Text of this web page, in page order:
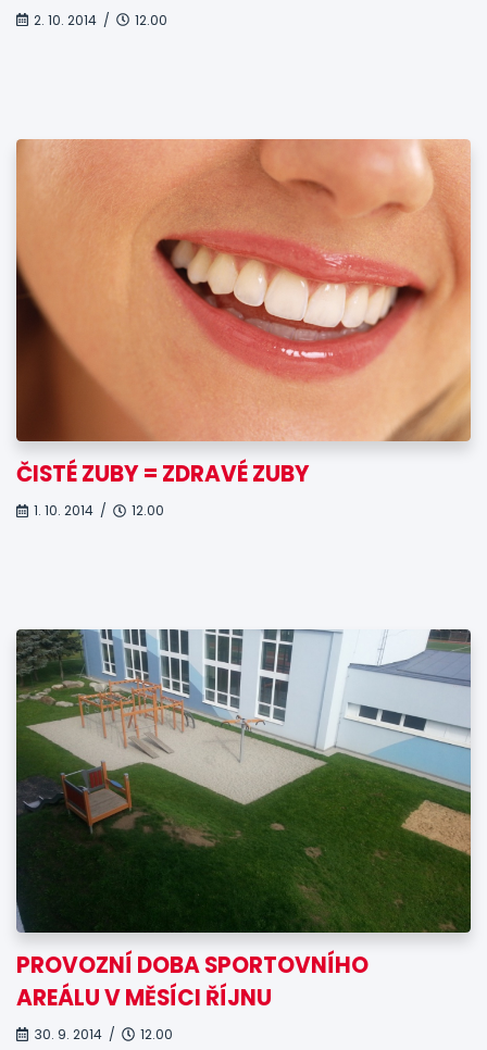
2. 10. 2014 / 12.00
ČISTÉ ZUBY = ZDRAVÉ ZUBY
1. 10. 2014 / 12.00
PROVOZNÍ DOBA SPORTOVNÍHO
AREÁLU V MĚSÍCI ŘÍJNU
30. 9. 2014 / 12.00